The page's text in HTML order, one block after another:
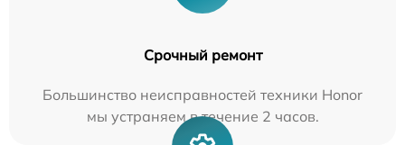
Срочный ремонт
Большинство неисправностей техники Honor
мы устраняем в течение 2 часов.